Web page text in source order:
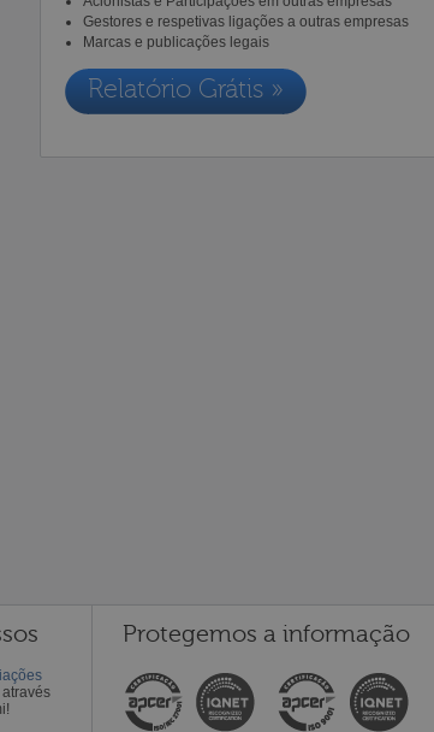
Gestores e respetivas ligações a outras empresas
Marcas e publicações legais
Relatório Grátis »
através
Protegemos a informação